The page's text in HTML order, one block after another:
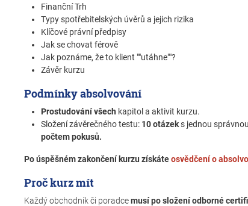
Finanční Trh
Typy spotřebitelských úvěrů a jejich rizika
Klíčové právní předpisy
Jak se chovat férově
Jak poznáme, že to klient ""utáhne""?
Závěr kurzu
Podmínky absolvování
Prostudování všech kapitol a aktivit kurzu.
Složení závěrečného testu: 10 otázeks jednou
počtem pokusů.
Po úspěšném zakončení kurzu získáteosvědčení o
Proč kurz mít
Každý obchodník či poradcemusí po složení odborné